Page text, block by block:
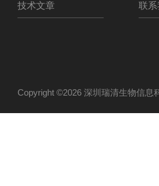
技术文章 联系
Copyright ©2026 深圳瑞清生物信